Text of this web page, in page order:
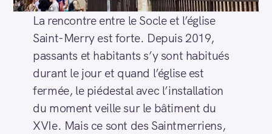
La rencontre entre le Socle et l’église
Saint-Merry est forte. Depuis 2019,
passants et habitants s’y sont habitués
durant le jour et quand l’église est
fermée, le piédestal avec l’installation
du moment veille sur le bâtiment du
XVIe. Mais ce sont des Saintmerriens,